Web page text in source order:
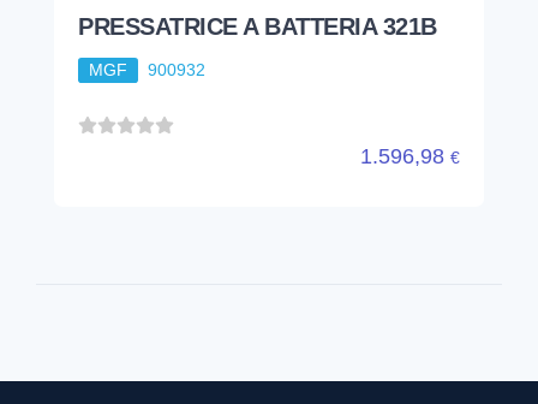
PRESSATRICE A BATTERIA 321B
MGF 900932
1.596,98 €